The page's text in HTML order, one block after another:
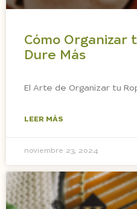
Cómo Organizar
Dure Más
El Arte de Organizar tu
LEER MÁS
noviembre 23, 2024